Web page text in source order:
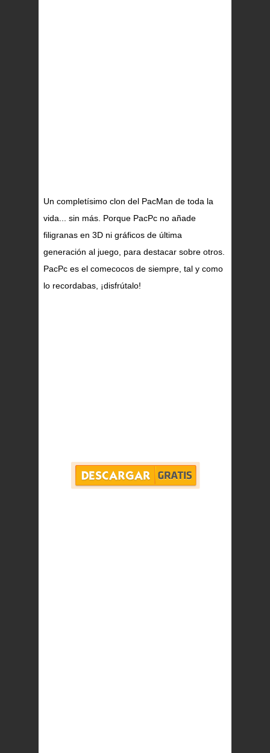
Un completísimo clon del PacMan de toda la
vida... sin más. Porque PacPc no añade
filigranas en 3D ni gráficos de última
generación al juego, para destacar sobre otros.
PacPc es el comecocos de siempre, tal y como
lo recordabas, ¡disfrútalo!